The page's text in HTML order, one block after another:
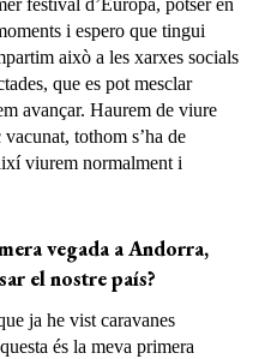
festival d’Europa, potser en
i espero que tingui
això a les xarxes socials
que es pot mesclar
avançar. Haurem de viure
tothom s’ha de
viurem normalment i
vegada a Andorra,
el nostre país?
ja he vist caravanes
és la meva primera